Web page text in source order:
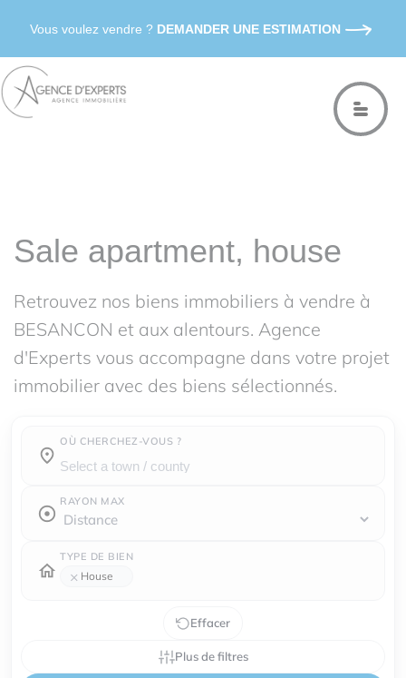
Vous voulez vendre ? DEMANDER UNE ESTIMATION
Sale apartment, house
Retrouvez nos biens immobiliers à vendre à
BESANCON et aux alentours. Agence
d'Experts vous accompagne dans votre projet
immobilier avec des biens sélectionnés.
OÙ CHERCHEZ-VOUS ?
Town / county :
RAYON MAX
TYPE DE BIEN
× House
Effacer
Plus de filtres